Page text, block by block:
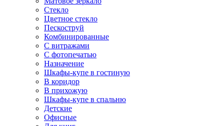
Стекло
Цветное стекло
Пескоструй
Комбинированные
С витражами
С фотопечатью
Назначение
Шкафы-купе в гостиную
В коридор
В прихожую
Шкафы-купе в спальню
Детские
Офисные